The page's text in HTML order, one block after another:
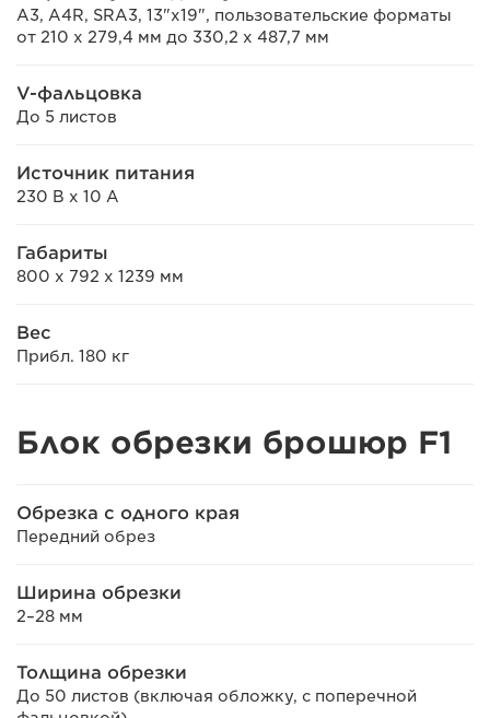
A3, A4R, SRA3, 13"x19", пользовательские форматы
от 210 x 279,4 мм до 330,2 x 487,7 мм
V-фальцовка
До 5 листов
Источник питания
230 В x 10 А
Габариты
800 x 792 x 1239 мм
Вес
Прибл. 180 кг
Блок обрезки брошюр F1
Обрезка с одного края
Передний обрез
Ширина обрезки
2–28 мм
Толщина обрезки
До 50 листов (включая обложку, с поперечной